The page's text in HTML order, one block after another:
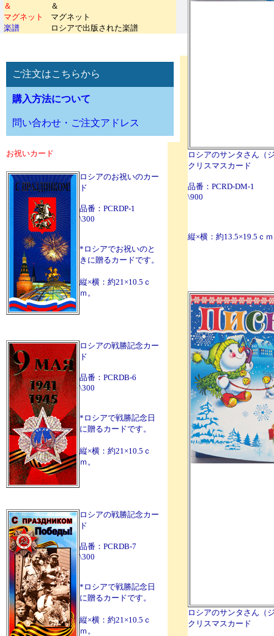
＆
マグネット
＆
マグネット
楽譜
ロシアで出版された楽譜
ご注文はこちらから
購入方法について
問い合わせ・ご注文アドレス
お祝いカード
ロシアのお祝いのカー
ド
品番：PCRDP-1
\300
*ロシアでお祝いのと
きに贈るカードです。
縦×横：約21×10.5ｃ
ｍ。
ロシアの戦勝記念カー
ド
品番：PCRDB-6
\300
*ロシアで戦勝記念日
に贈るカードです。
縦×横：約21×10.5ｃ
ｍ。
ロシアの戦勝記念カー
ド
品番：PCRDB-7
\300
*ロシアで戦勝記念日
に贈るカードです。
縦×横：約21×10.5ｃ
ｍ。
ロシアのサンタさん（
クリスマスカード
品番：PCRD-DM-1
\900
縦×横：約13.5×19.5ｃ
ロシアのサンタさん（
クリスマスカード